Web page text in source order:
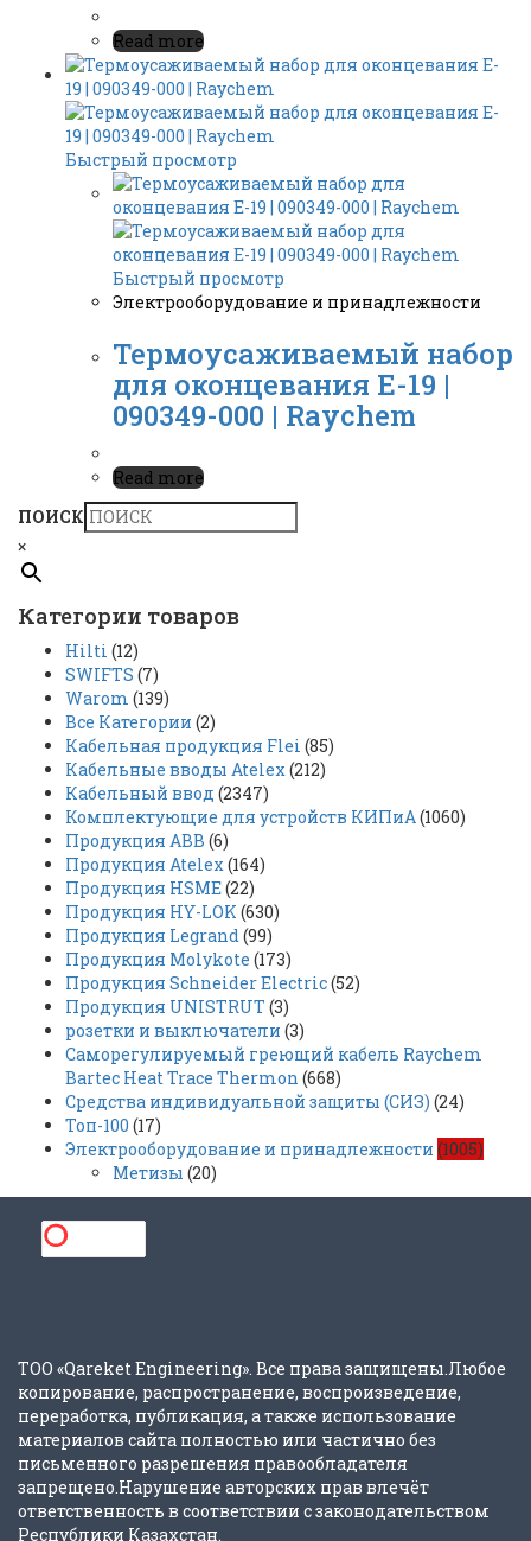
Read more
Быстрый просмотр
Быстрый просмотр
Электрооборудование и принадлежности
Термоусаживаемый набор
для оконцевания E-19 |
090349-000 | Raychem
Read more
ПОИСК
×
Категории товаров
Hilti (12)
SWIFTS (7)
Warom (139)
Все Категории (2)
Кабельная продукция Flei (85)
Кабельные вводы Atelex(212)
Кабельный ввод (2347)
Комплектующие для устройств КИПиА(1060)
Продукция ABB (6)
Продукция Atelex(164)
Продукция HSME(22)
Продукция HY-LOK (630)
Продукция Legrand(99)
Продукция Molykote (173)
Продукция Schneider Electric(52)
Продукция UNISTRUT (3)
розетки и выключатели (3)
Саморегулируемый греющий кабель Raychem
Bartec Heat Trace Thermon (668)
Средства индивидуальной защиты (СИЗ) (24)
Топ-100 (17)
Электрооборудование и принадлежности (1005)
Метизы (20)
ТОО «Qareket Engineering». Все права защищены.Любое
копирование, распространение, воспроизведение,
переработка, публикация, а также использование
материалов сайта полностью или частично без
письменного разрешения правообладателя
запрещено.Нарушение авторских прав влечёт
ответственность в соответствии с законодательством
Республики Казахстан.